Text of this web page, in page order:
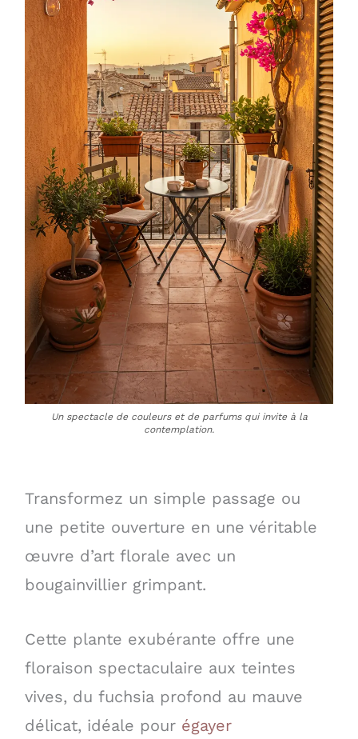
Un spectacle de couleurs et de parfums qui invite à la
contemplation.
Transformez un simple passage ou
une petite ouverture en une véritable
œuvre d’art florale avec un
bougainvillier grimpant.
Cette plante exubérante offre une
floraison spectaculaire aux teintes
vives, du fuchsia profond au mauve
délicat, idéale pour égayer